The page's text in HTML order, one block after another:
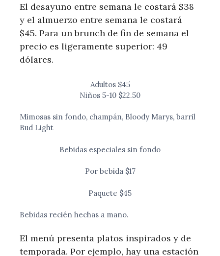
El desayuno entre semana le costará $38
y el almuerzo entre semana le costará
$45. Para un brunch de fin de semana el
precio es ligeramente superior: 49
dólares.
Adultos $45
Niños 5-10 $22.50
Mimosas sin fondo, champán, Bloody Marys, barril
Bud Light
Bebidas especiales sin fondo
Por bebida $17
Paquete $45
Bebidas recién hechas a mano.
El menú presenta platos inspirados y de
temporada. Por ejemplo, hay una estación